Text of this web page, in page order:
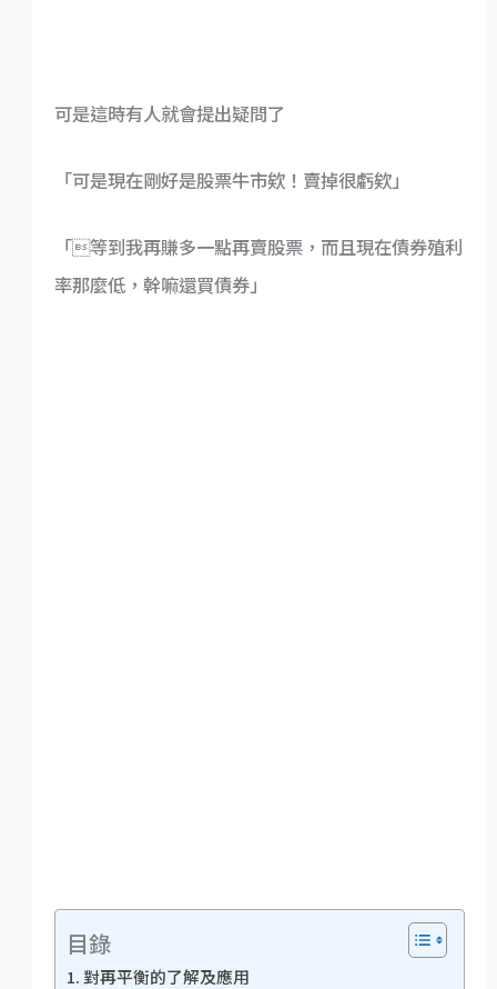
可是這時有人就會提出疑問了
「可是現在剛好是股票牛市欸！賣掉很虧欸」
「等到我再賺多一點再賣股票，而且現在債券殖利
率那麼低，幹嘛還買債券」
目錄
對再平衡的了解及應用